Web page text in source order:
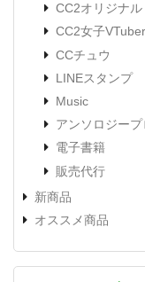
CC2オリジナル
CC2女子
CCチュウ
LINEスタンプ
Music
アンソロジープ
電子書籍
販売代行
新商品
オススメ商品